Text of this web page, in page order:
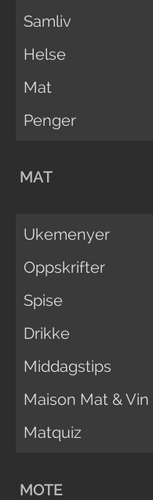
Samliv
Helse
Mat
Penger
MAT
Ukemenyer
Oppskrifter
Spise
Drikke
Middagstips
Maison Mat & Vin
Matquiz
MOTE